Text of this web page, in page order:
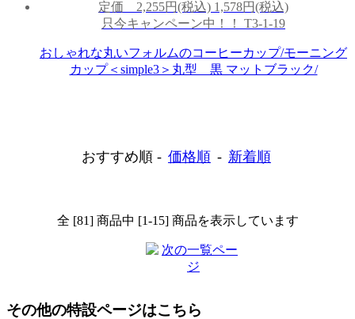
定価 2,255円(税込) 1,578円(税込)
只今キャンペーン中！！ T3-1-19
おしゃれな丸いフォルムのコーヒーカップ/モーニング
カップ＜simple3＞丸型 黒 マットブラック/
おすすめ順 - 価格順 - 新着順
全 [81] 商品中 [1-15] 商品を表示しています
その他の特設ページはこちら